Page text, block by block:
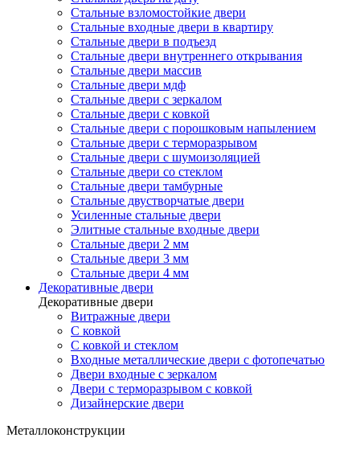
Стальные взломостойкие двери
Стальные входные двери в квартиру
Стальные двери в подъезд
Стальные двери внутреннего открывания
Стальные двери массив
Стальные двери мдф
Стальные двери с зеркалом
Стальные двери с ковкой
Стальные двери с порошковым напылением
Стальные двери с терморазрывом
Стальные двери с шумоизоляцией
Стальные двери со стеклом
Стальные двери тамбурные
Стальные двустворчатые двери
Усиленные стальные двери
Элитные стальные входные двери
Стальные двери 2 мм
Стальные двери 3 мм
Стальные двери 4 мм
Декоративные двери
Декоративные двери
Витражные двери
С ковкой
С ковкой и стеклом
Входные металлические двери с фотопечатью
Двери входные с зеркалом
Двери с терморазрывом с ковкой
Дизайнерские двери
Металлоконструкции